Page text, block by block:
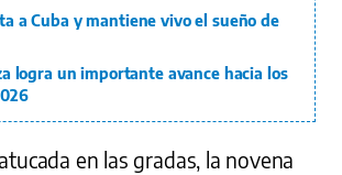
a Cuba y mantiene vivo el sueño de
logra un importante avance hacia los
en las gradas, la novena